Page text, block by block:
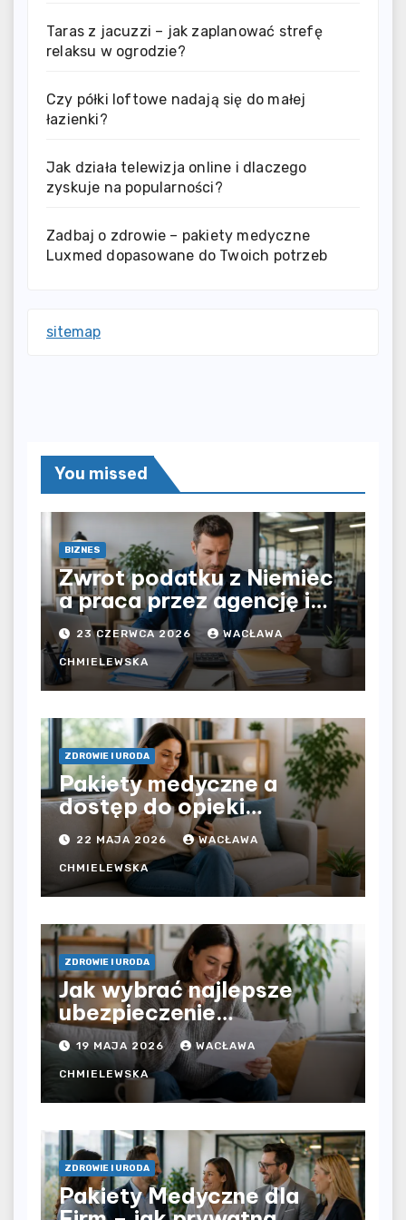
Taras z jacuzzi – jak zaplanować strefę
relaksu w ogrodzie?
Czy półki loftowe nadają się do małej
łazienki?
Jak działa telewizja online i dlaczego
zyskuje na popularności?
Zadbaj o zdrowie – pakiety medyczne
Luxmed dopasowane do Twoich potrzeb
sitemap
You missed
BIZNES
Zwrot podatku z Niemiec
a praca przez agencję i
bezpośrednio u
pracodawcy – jak
rozliczyć oba źródła
dochodu?
23 CZERWCA 2026 WACŁAWA
CHMIELEWSKA
ZDROWIE I URODA
Pakiety medyczne a
dostęp do opieki
zdrowotnej bez
ograniczeń czasowych –
czy prywatna opieka daje
większą swobodę?
22 MAJA 2026 WACŁAWA
CHMIELEWSKA
ZDROWIE I URODA
Jak wybrać najlepsze
ubezpieczenie
komunikacyjne i uniknąć
kosztownych błędów?
19 MAJA 2026 WACŁAWA
CHMIELEWSKA
ZDROWIE I URODA
Pakiety Medyczne dla